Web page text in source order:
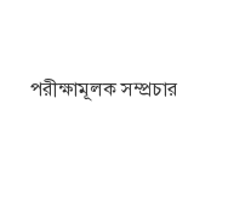
পরীক্ষামূলক সম্প্রচার